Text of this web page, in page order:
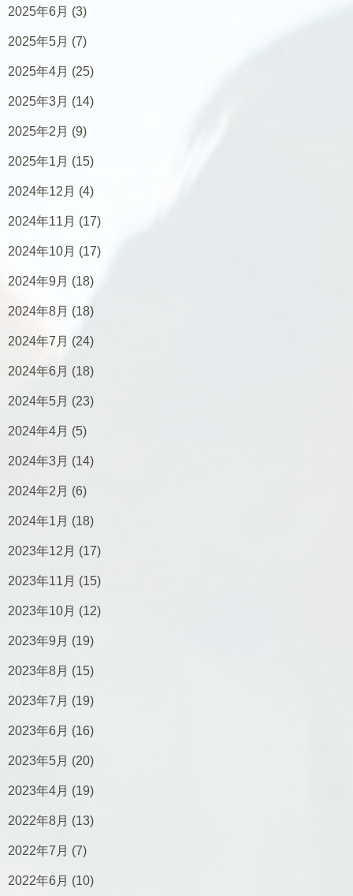
2025年6月 (3)
2025年5月 (7)
2025年4月 (25)
2025年3月 (14)
2025年2月 (9)
2025年1月 (15)
2024年12月 (4)
2024年11月 (17)
2024年10月 (17)
2024年9月 (18)
2024年8月 (18)
2024年7月 (24)
2024年6月 (18)
2024年5月 (23)
2024年4月 (5)
2024年3月 (14)
2024年2月 (6)
2024年1月 (18)
2023年12月 (17)
2023年11月 (15)
2023年10月 (12)
2023年9月 (19)
2023年8月 (15)
2023年7月 (19)
2023年6月 (16)
2023年5月 (20)
2023年4月 (19)
2022年8月 (13)
2022年7月 (7)
2022年6月 (10)